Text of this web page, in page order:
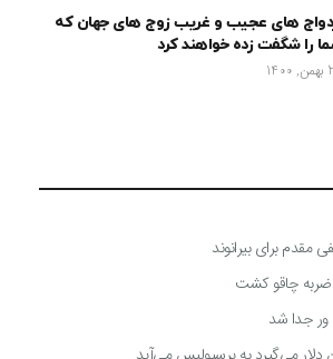
های عجیب و غریب زوج های جهان که
را شگفت زده خواهند کرد
مقدم برای بیرانوند
ور جدا شد